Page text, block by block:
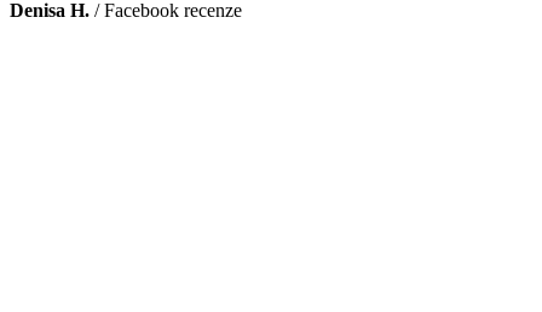
Denisa H. /Facebook recenze